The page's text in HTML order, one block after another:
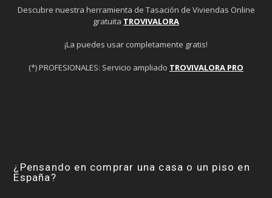
Descubre nuestra herramienta de Tasación de Viviendas Online
gratuita TROVIVALORA
¡La puedes usar completamente gratis!
(*) PROFESIONALES: Servicio ampliado TROVIVALORA PRO
¿Pensando en comprar una casa o un piso en
España?